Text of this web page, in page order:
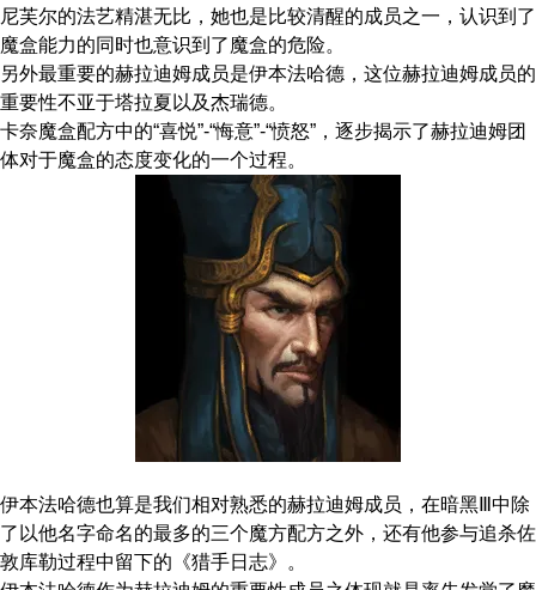
尼芙尔的法艺精湛无比，她也是比较清醒的成员之一，认识到了
魔盒能力的同时也意识到了魔盒的危险。
另外最重要的赫拉迪姆成员是伊本法哈德，这位赫拉迪姆成员的
重要性不亚于塔拉夏以及杰瑞德。
卡奈魔盒配方中的“喜悦”-“悔意”-“愤怒”，逐步揭示了赫拉迪姆团
体对于魔盒的态度变化的一个过程。
伊本法哈德也算是我们相对熟悉的赫拉迪姆成员，在暗黑Ⅲ中除
了以他名字命名的最多的三个魔方配方之外，还有他参与追杀佐
敦库勒过程中留下的《猎手日志》。